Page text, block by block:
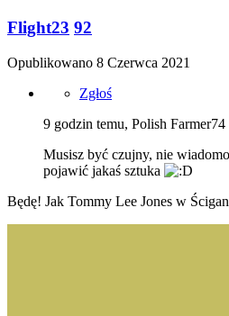
Flight23 92
Opublikowano 8 Czerwca 2021
Zgłoś
9 godzin temu, Polish Farmer74
Musisz być czujny, nie
pojawić jakaś sztuka
Będę! Jak Tommy Lee Jones w